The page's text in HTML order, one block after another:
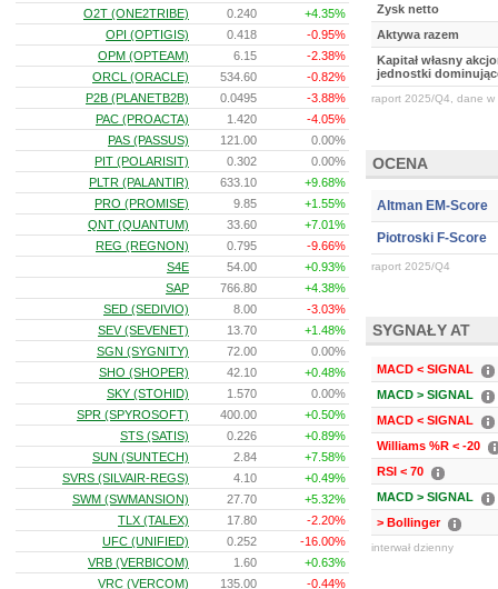
Zysk netto
Aktywa razem
Kapitał własny
jednostki
raport 2025/Q4, dane w
OCENA
Altman EM-Score
Piotroski F-Score
raport 2025/Q4
SYGNAŁY AT
MACD < SIGNAL
MACD > SIGNAL
MACD < SIGNAL
Williams %R < -20
RSI < 70
MACD > SIGNAL
> Bollinger
interwał dzienny
O2T (ONE2TRIBE)
0.240
+4.35%
OPI (OPTIGIS)
0.418
-0.95%
OPM (OPTEAM)
6.15
-2.38%
ORCL (ORACLE)
534.60
-0.82%
P2B (PLANETB2B)
0.0495
-3.88%
PAC (PROACTA)
1.420
-4.05%
PAS (PASSUS)
121.00
0.00%
PIT (POLARISIT)
0.302
0.00%
PLTR (PALANTIR)
633.10
+9.68%
PRO (PROMISE)
9.85
+1.55%
QNT (QUANTUM)
33.60
+7.01%
REG (REGNON)
0.795
-9.66%
S4E
54.00
+0.93%
SAP
766.80
+4.38%
SED (SEDIVIO)
8.00
-3.03%
SEV (SEVENET)
13.70
+1.48%
SGN (SYGNITY)
72.00
0.00%
SHO (SHOPER)
42.10
+0.48%
SKY (STOHID)
1.570
0.00%
SPR (SPYROSOFT)
400.00
+0.50%
STS (SATIS)
0.226
+0.89%
SUN (SUNTECH)
2.84
+7.58%
SVRS (SILVAIR-REGS)
4.10
+0.49%
SWM (SWMANSION)
27.70
+5.32%
TLX (TALEX)
17.80
-2.20%
UFC (UNIFIED)
0.252
-16.00%
VRB (VERBICOM)
1.60
+0.63%
VRC (VERCOM)
135.00
-0.44%